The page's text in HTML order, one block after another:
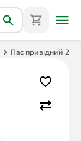
Пас привідний